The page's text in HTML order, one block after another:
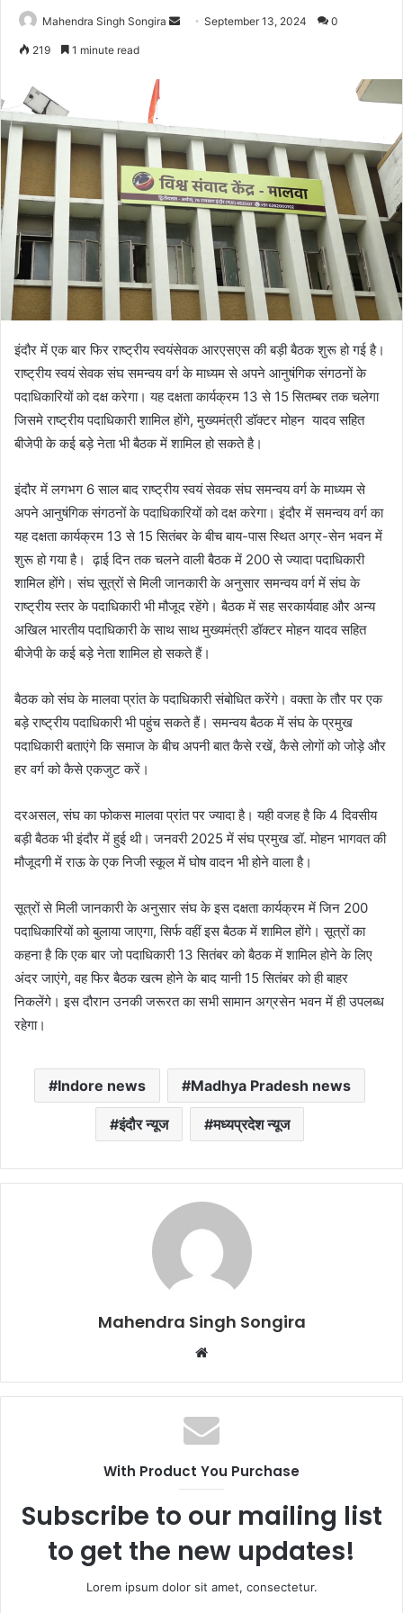
Mahendra Singh Songira
Send September 13, 2024 0
219 1 minute read
इंदौर में एक बार फिर राष्ट्रीय स्वयंसेवक आरएसएस की बड़ी बैठक शुरू हो गई है।
राष्ट्रीय स्वयं सेवक संघ समन्वय वर्ग के माध्यम से अपने आनुषंगिक संगठनों के
पदाधिकारियों को दक्ष करेगा। यह दक्षता कार्यक्रम 13 से 15 सितम्बर तक चलेगा
जिसमे राष्ट्रीय पदाधिकारी शामिल होंगे, मुख्यमंत्री डॉक्टर मोहन यादव सहित
बीजेपी के कई बड़े नेता भी बैठक में शामिल हो सकते है।
इंदौर में लगभग 6 साल बाद राष्ट्रीय स्वयं सेवक संघ समन्वय वर्ग के माध्यम से
अपने आनुषंगिक संगठनों के पदाधिकारियों को दक्ष करेगा। इंदौर में समन्वय वर्ग का
यह दक्षता कार्यक्रम 13 से 15 सितंबर के बीच बाय-पास स्थित अग्र-सेन भवन में
शुरू हो गया है। ढ़ाई दिन तक चलने वाली बैठक में 200 से ज्यादा पदाधिकारी
शामिल होंगे। संघ सूत्रों से मिली जानकारी के अनुसार समन्वय वर्ग में संघ के
राष्ट्रीय स्तर के पदाधिकारी भी मौजूद रहेंगे। बैठक में सह सरकार्यवाह और अन्य
अखिल भारतीय पदाधिकारी के साथ साथ मुख्यमंत्री डॉक्टर मोहन यादव सहित
बीजेपी के कई बड़े नेता शामिल हो सकते हैं।
बैठक को संघ के मालवा प्रांत के पदाधिकारी संबोधित करेंगे। वक्ता के तौर पर एक
बड़े राष्ट्रीय पदाधिकारी भी पहुंच सकते हैं। समन्वय बैठक में संघ के प्रमुख
पदाधिकारी बताएंगे कि समाज के बीच अपनी बात कैसे रखें, कैसे लाेगाें काे जोड़े और
हर वर्ग को कैसे एकजुट करें।
दरअसल, संघ का फोकस मालवा प्रांत पर ज्यादा है। यही वजह है कि 4 दिवसीय
बड़ी बैठक भी इंदौर में हुई थी। जनवरी 2025 में संघ प्रमुख डॉ. मोहन भागवत की
मौजूदगी में राऊ के एक निजी स्कूल में घोष वादन भी होने वाला है।
सूत्रों से मिली जानकारी के अनुसार संघ के इस दक्षता कार्यक्रम में जिन 200
पदाधिकारियों को बुलाया जाएगा, सिर्फ वहीं इस बैठक में शामिल होंगे। सूत्रों का
कहना है कि एक बार जो पदाधिकारी 13 सितंबर को बैठक में शामिल होने के लिए
अंदर जाएंगे, वह फिर बैठक खत्म होने के बाद यानी 15 सितंबर को ही बाहर
निकलेंगे। इस दौरान उनकी जरूरत का सभी सामान अग्रसेन भवन में ही उपलब्ध
रहेगा।
Indore news Madhya Pradesh news
इंदौर न्यूज मध्यप्रदेश न्यूज
Mahendra Singh Songira
Website
With Product You Purchase
Subscribe to our mailing list
to get the new updates!
Lorem ipsum dolor sit amet, consectetur.